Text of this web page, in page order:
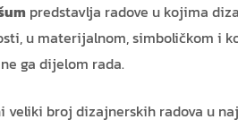
predstavlja radove u kojima
u materijalnom, simboličkom i
ga dijelom rada.
veliki broj dizajnerskih radova u